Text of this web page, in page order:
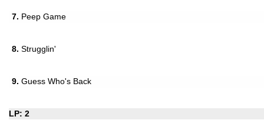
7. Peep Game
8. Strugglin'
9. Guess Who's Back
LP: 2